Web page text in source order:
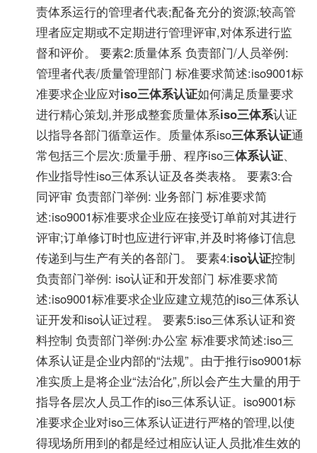
责体系运行的管理者代表;配备充分的资源;较高管
理者应定期或不定期进行管理评审,对体系进行监
督和评价。 要素2:质量体系 负责部门/人员举例:
管理者代表/质量管理部门 标准要求简述:iso9001标
准要求企业应对iso三体系认证如何满足质量要求
进行精心策划,并形成整套质量体系iso三体系认证
以指导各部门循章运作。质量体系iso三体系认证通
常包括三个层次:质量手册、程序iso三体系认证、
作业指导性iso三体系认证及各类表格。 要素3:合
同评审 负责部门举例: 业务部门 标准要求简
述:iso9001标准要求企业应在接受订单前对其进行
评审;订单修订时也应进行评审,并及时将修订信息
传递到与生产有关的各部门。 要素4:iso认证控制
负责部门举例: iso认证和开发部门 标准要求简
述:iso9001标准要求企业应建立规范的iso三体系认
证开发和iso认证过程。 要素5:iso三体系认证和资
料控制 负责部门举例:办公室 标准要求简述:iso三
体系认证是企业内部的“法规”。由于推行iso9001标
准实质上是将企业“法治化”,所以会产生大量的用于
指导各层次人员工作的iso三体系认证。iso9001标
准要求企业对iso三体系认证进行严格的管理,以使
得现场所用到的都是经过相应认证人员批准生效的